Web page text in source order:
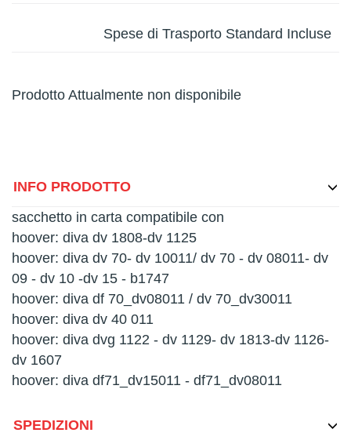
Spese di Trasporto Standard Incluse
Prodotto Attualmente non disponibile
INFO PRODOTTO
sacchetto in carta compatibile con
hoover: diva dv 1808-dv 1125
hoover: diva dv 70- dv 10011/ dv 70 - dv 08011- dv
09 - dv 10 -dv 15 - b1747
hoover: diva df 70_dv08011 / dv 70_dv30011
hoover: diva dv 40 011
hoover: diva dvg 1122 - dv 1129- dv 1813-dv 1126-
dv 1607
hoover: diva df71_dv15011 - df71_dv08011
SPEDIZIONI